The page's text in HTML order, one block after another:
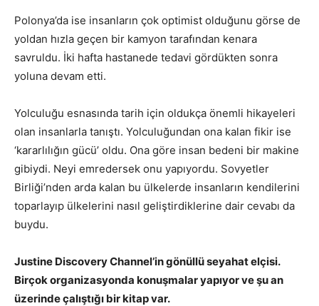
Polonya’da ise insanların çok optimist olduğunu görse de
yoldan hızla geçen bir kamyon tarafından kenara
savruldu. İki hafta hastanede tedavi gördükten sonra
yoluna devam etti.
Yolculuğu esnasında tarih için oldukça önemli hikayeleri
olan insanlarla tanıştı. Yolculuğundan ona kalan fikir ise
‘kararlılığın gücü’ oldu. Ona göre insan bedeni bir makine
gibiydi. Neyi emredersek onu yapıyordu. Sovyetler
Birliği’nden arda kalan bu ülkelerde insanların kendilerini
toparlayıp ülkelerini nasıl geliştirdiklerine dair cevabı da
buydu.
Justine Discovery Channel’in gönüllü seyahat elçisi.
Birçok organizasyonda konuşmalar yapıyor ve şu an
üzerinde çalıştığı bir kitap var.